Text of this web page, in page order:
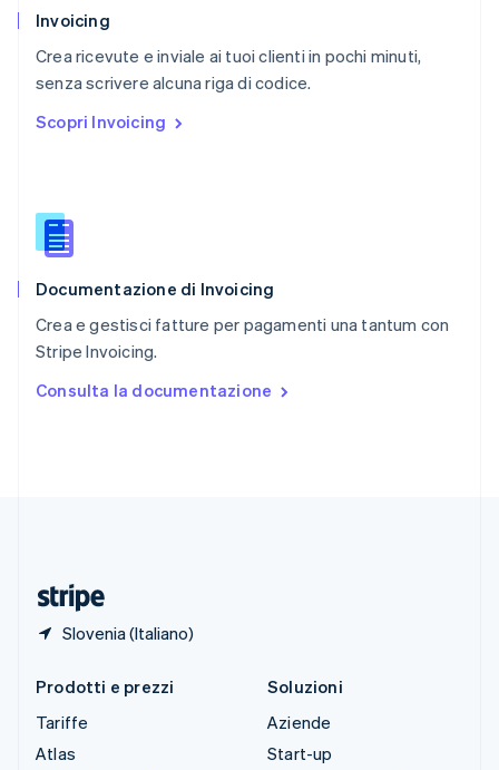
Invoicing
Crea ricevute e inviale ai tuoi clienti in pochi minuti,
senza scrivere alcuna riga di codice.
Scopri Invoicing
Documentazione di Invoicing
Crea e gestisci fatture per pagamenti una tantum con
Stripe Invoicing.
Consulta la documentazione
Slovenia (Italiano)
RAS di Hong Kong, Cina
English
Regno Unito
English
English
English
Slovacchia
Slovenia
Spagna
EspañolEnglish
English Español简体中文
Prodotti e prezzi
Tariffe
Atlas
Soluzioni
Aziende
Start-up